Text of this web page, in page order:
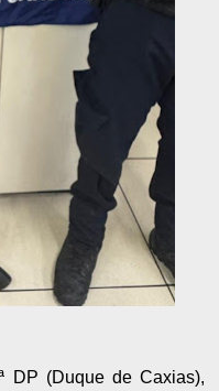
DP (Duque de Caxias),